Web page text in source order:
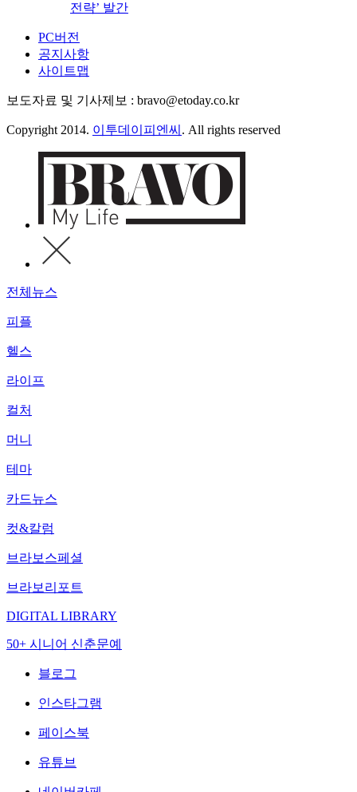
전략’ 발간
PC버전
공지사항
사이트맵
보도자료 및 기사제보 : bravo@etoday.co.kr
Copyright 2014. 이투데이피엔씨 . All rights reserved
전체뉴스
피플
헬스
라이프
컬처
머니
테마
카드뉴스
컷&칼럼
브라보스페셜
브라보리포트
DIGITAL LIBRARY
50+ 시니어 신춘문예
블로그
인스타그램
페이스북
유튜브